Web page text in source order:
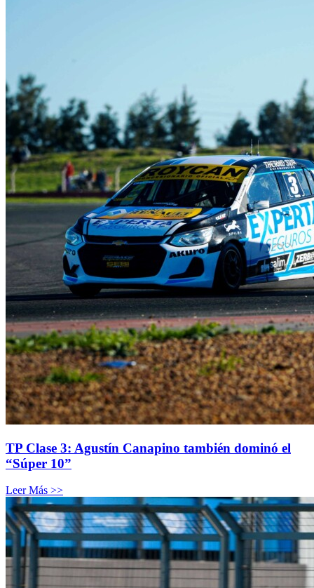
TP Clase 3: Agustín Canapino también dominó el
“Súper 10”
Leer Más >>